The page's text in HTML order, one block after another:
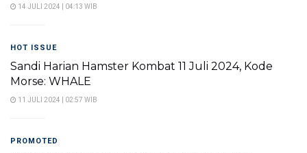
14 JULI 2024 | 04:13 WIB
HOT ISSUE
Sandi Harian Hamster Kombat 11 Juli 2024, Kode
Morse: WHALE
11 JULI 2024 | 02:57 WIB
PROMOTED